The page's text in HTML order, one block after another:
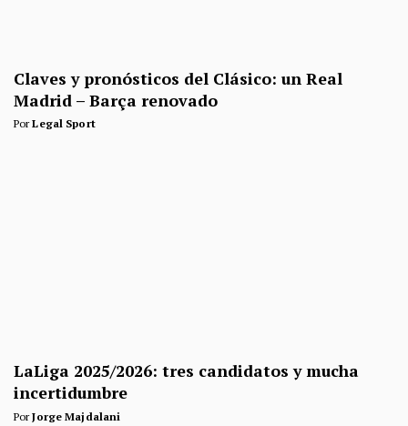
Claves y pronósticos del Clásico: un Real
Madrid – Barça renovado
PorLegal Sport
LaLiga 2025/2026: tres candidatos y mucha
incertidumbre
PorJorge Majdalani